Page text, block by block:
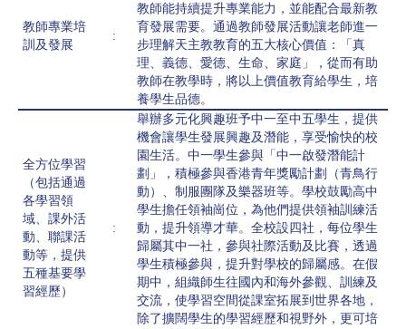
教師專業培
訓及發展
:
教師能持續提升專業能力，並能配合最新教
育發展需要。通過教師發展活動讓老師進一
步理解天主教教育的五大核心價值：「真
理、義德、愛德、生命、家庭」，從而有助
教師在教學時，將以上價值教育給學生，培
養學生品德。
全方位學習
（包括通過
各學習領
域、課外活
動、聯課活
動等，提供
五種基要學
習經歷）
:
舉辦多元化興趣班予中一至中五學生，提供
機會讓學生發展興趣及潛能，享受愉快的校
園生活。中一學生參與「中一啟發潛能計
劃」，積極參與香港青年獎勵計劃（青鳥行
動）、制服團隊及樂器班等。學校鼓勵高中
學生擔任領袖崗位，為他們提供領袖訓練活
動，提升領導才華。全校設四社，每位學生
歸屬其中一社，參與社際活動及比賽，透過
學生積極參與，提升對學校的歸屬感。在假
期中，組織師生往國內和海外參觀、訓練及
交流，使學習空間從課室拓展到世界各地，
除了擴闊學生的學習經歷和視野外，更可培